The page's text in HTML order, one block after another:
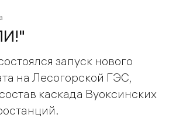
запуск нового
на Лесогорской ГЭС,
каскада Вуоксинских